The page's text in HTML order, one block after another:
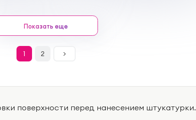
Показать еще
1 2 >
поверхности перед нанесением штукатурки.